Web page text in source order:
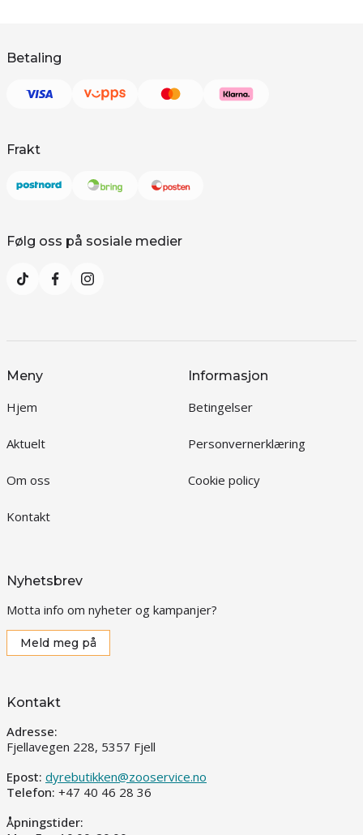
Betaling
Frakt
Følg oss på sosiale medier
Meny
Hjem
Aktuelt
Om oss
Kontakt
Informasjon
Betingelser
Personvernerklæring
Cookie policy
Nyhetsbrev
Motta info om nyheter og kampanjer?
Meld meg på
Kontakt
Adresse:
Fjellavegen 228, 5357 Fjell
Epost: dyrebutikken@zooservice.no
Telefon: +47 40 46 28 36
Åpningstider: